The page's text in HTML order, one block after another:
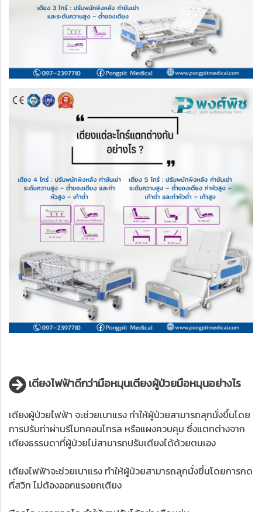
เตียงไฟฟ้าดีกว่ามือหมุนเตียงผู้ป่วยมือหมุนอย่างไร
เตียงผู้ป่วยไฟฟ้า จะช่วยเบาแรง ทำให้ผู้ป่วยสามารถลุกนั่งขึ้นโดย
การปรับท่าผ่านรีโมทคอนโทรล หรือแผงควบคุม ซึ่งแตกต่างจาก
เตียงธรรมดาที่ผู้ป่วยไม่สามารถปรับเตียงได้ด้วยตนเอง
เตียงไฟฟ้าจะช่วยเบาแรง ทำให้ผู้ป่วยสามารถลุกนั่งขึ้นโดยการกด
ที่สวิท ไม่ต้องออกแรงยกเตียง